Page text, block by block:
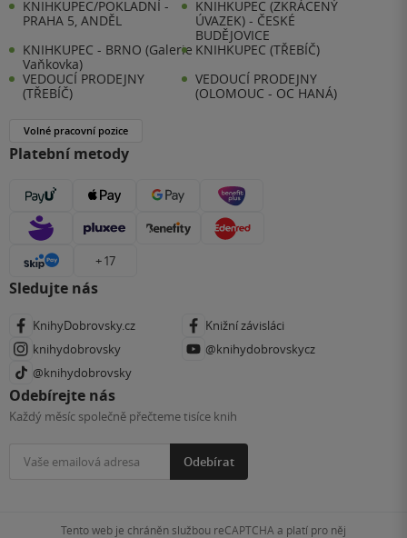
KNIHKUPEC/POKLADNÍ -
PRAHA 5, ANDĚL
KNIHKUPEC (ZKRÁCENÝ
ÚVAZEK) - ČESKÉ
BUDĚJOVICE
KNIHKUPEC - BRNO (Galerie
Vaňkovka)
KNIHKUPEC (TŘEBÍČ)
VEDOUCÍ PRODEJNY
(TŘEBÍČ)
VEDOUCÍ PRODEJNY
(OLOMOUC - OC HANÁ)
Volné pracovní pozice
Platební metody
+ 17
Sledujte nás
KnihyDobrovsky.cz
Knižní závisláci
knihydobrovsky
@knihydobrovskycz
@knihydobrovsky
Odebírejte nás
Každý měsíc společně přečteme tisíce knih
Odebírat
Tento web je chráněn službou reCAPTCHA a platí pro něj